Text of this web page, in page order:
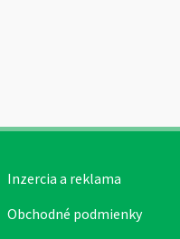
Inzercia a reklama
Obchodné podmienky